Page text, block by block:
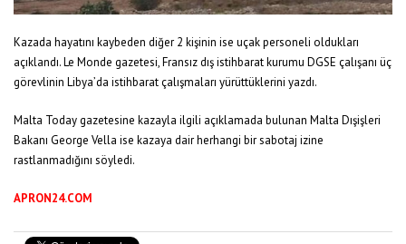
Kazada hayatını kaybeden diğer 2 kişinin ise uçak personeli oldukları
açıklandı. Le Monde gazetesi, Fransız dış istihbarat kurumu DGSE çalışanı üç
görevlinin Libya’da istihbarat çalışmaları yürüttüklerini yazdı.
Malta Today gazetesine kazayla ilgili açıklamada bulunan Malta Dışişleri
Bakanı George Vella ise kazaya dair herhangi bir sabotaj izine
rastlanmadığını söyledi.
APRON24.COM